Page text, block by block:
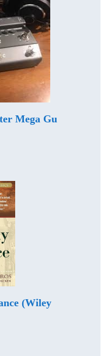
Mega Gu
(Wiley